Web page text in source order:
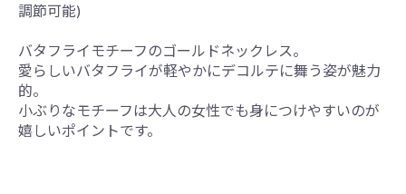
調節可能)
バタフライモチーフのゴールドネックレス。
愛らしいバタフライが軽やかにデコルテに舞う姿が魅力
的。
小ぶりなモチーフは大人の女性でも身につけやすいのが
嬉しいポイントです。